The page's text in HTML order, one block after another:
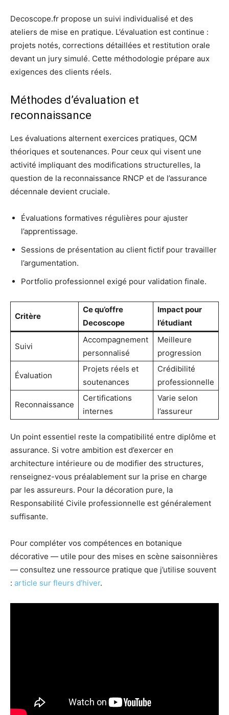
Decoscope.fr propose un suivi individualisé et des
ateliers de mise en pratique. L’évaluation est continue :
projets notés, corrections détaillées et restitution orale
devant un jury simulé. Cette méthodologie prépare aux
exigences des clients réels.
Méthodes d’évaluation et
reconnaissance
Les évaluations alternent exercices pratiques, QCM
théoriques et soutenances. Pour ceux qui visent une
activité impliquant des modifications structurelles, la
question de la reconnaissance RNCP et de l’assurance
décennale devient cruciale.
Évaluations formatives régulières pour ajuster
l’apprentissage.
Sessions de présentation au client fictif pour travailler
l’argumentation.
Portfolio professionnel exigé pour validation finale.
Critère
Ce qu’offre
Decoscope
Impact pour
l’étudiant
Suivi
Accompagnement
personnalisé
Meilleure
progression
Évaluation
Projets réels et
soutenances
Crédibilité
professionnelle
Reconnaissance
Certifications
internes
Varie selon
l’assureur
Un point essentiel reste la compatibilité entre diplôme et
assurance. Si votre ambition est d’exercer en
architecture intérieure ou de modifier des structures,
renseignez-vous préalablement sur la prise en charge
par les assureurs. Pour la décoration pure, la
Responsabilité Civile professionnelle est généralement
suffisante.
Pour compléter vos compétences en botanique
décorative — utile pour des mises en scène saisonnières
— consultez une ressource pratique que j’utilise souvent
: article sur fleurs d’hiver.